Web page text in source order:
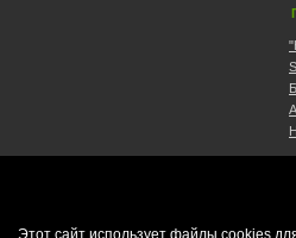
Этот сайт использует файлы cookies